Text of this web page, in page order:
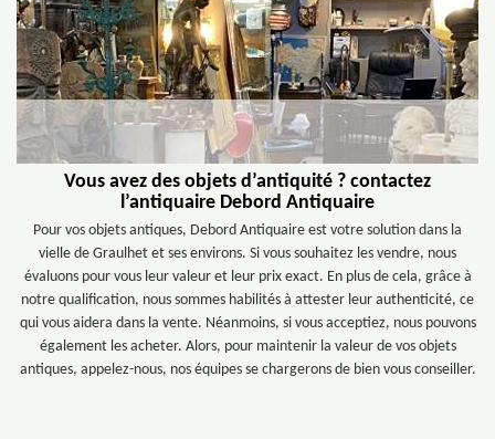
Vous avez des objets d’antiquité ? contactez
l’antiquaire Debord Antiquaire
Pour vos objets antiques, Debord Antiquaire est votre solution dans la
vielle de Graulhet et ses environs. Si vous souhaitez les vendre, nous
évaluons pour vous leur valeur et leur prix exact. En plus de cela, grâce à
notre qualification, nous sommes habilités à attester leur authenticité, ce
qui vous aidera dans la vente. Néanmoins, si vous acceptiez, nous pouvons
également les acheter. Alors, pour maintenir la valeur de vos objets
antiques, appelez-nous, nos équipes se chargerons de bien vous conseiller.